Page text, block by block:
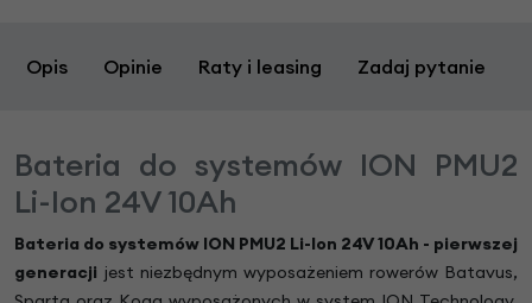
Opis Opinie Raty i leasing Zadaj pytanie
Bateria do systemów ION PMU2
Li-Ion 24V 10Ah
Bateria do systemów ION PMU2 Li-Ion 24V 10Ah - pierwszej
generacji jest niezbędnym wyposażeniem rowerów Batavus,